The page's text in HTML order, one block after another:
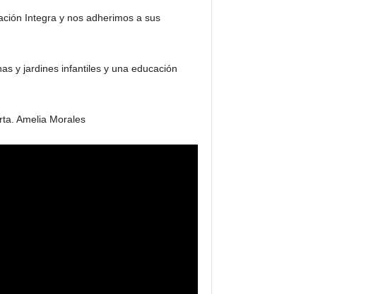
Integra y nos adherimos a sus
y jardines infantiles y una educación
Amelia Morales